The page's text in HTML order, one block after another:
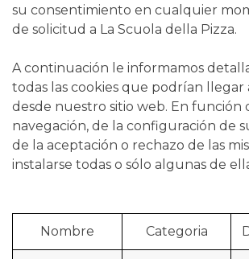
su consentimiento en cualquier
de solicitud a La Scuola della Pizza.
A continuación le informamos
todas las cookies que podrían llegar
desde nuestro sitio web. En función
navegación, de la configuración de
de la aceptación o rechazo de las
instalarse todas o sólo algunas de
Nombre Categoria